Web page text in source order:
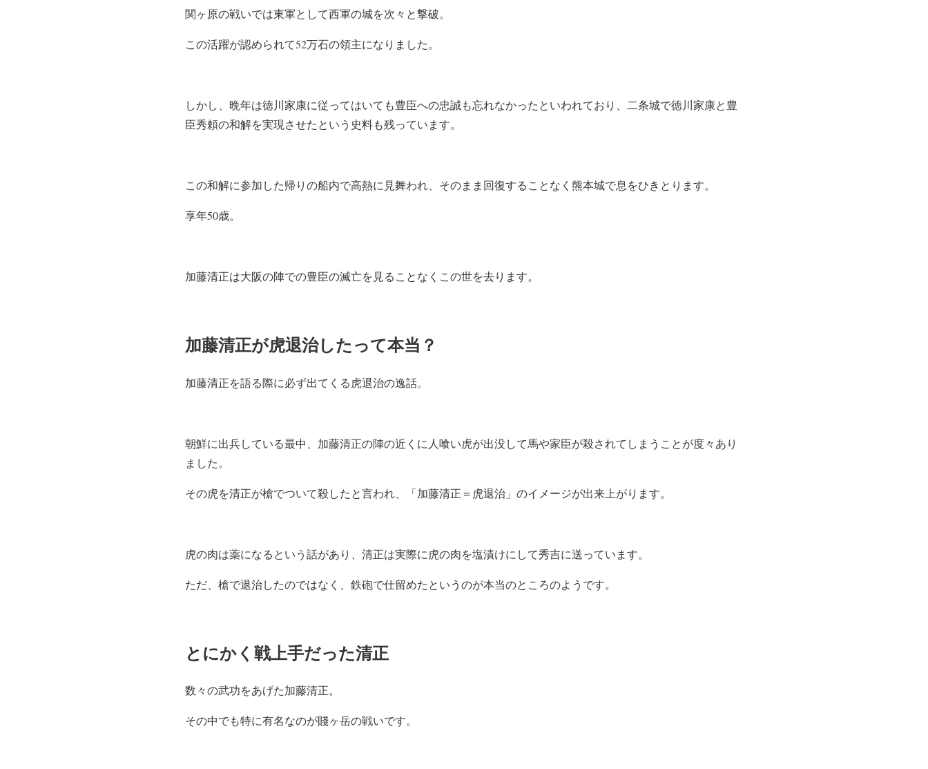
関ヶ原の戦いでは東軍として西軍の城を次々と撃破。
この活躍が認められて52万石の領主になりました。
しかし、晩年は徳川家康に従ってはいても豊臣への忠誠も忘れなかったといわれており、二条城で徳川家康と豊
臣秀頼の和解を実現させたという史料も残っています。
この和解に参加した帰りの船内で高熱に見舞われ、そのまま回復することなく熊本城で息をひきとります。
享年50歳。
加藤清正は大阪の陣での豊臣の滅亡を見ることなくこの世を去ります。
加藤清正が虎退治したって本当？
加藤清正を語る際に必ず出てくる虎退治の逸話。
朝鮮に出兵している最中、加藤清正の陣の近くに人喰い虎が出没して馬や家臣が殺されてしまうことが度々あり
ました。
その虎を清正が槍でついて殺したと言われ、「加藤清正＝虎退治」のイメージが出来上がります。
虎の肉は薬になるという話があり、清正は実際に虎の肉を塩漬けにして秀吉に送っています。
ただ、槍で退治したのではなく、鉄砲で仕留めたというのが本当のところのようです。
とにかく戦上手だった清正
数々の武功をあげた加藤清正。
その中でも特に有名なのが賤ヶ岳の戦いです。